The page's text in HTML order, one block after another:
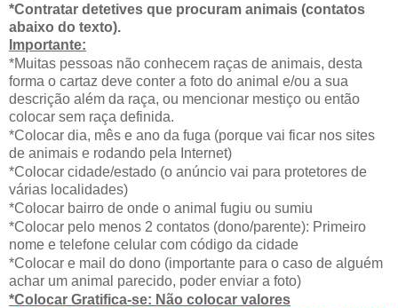
*Contratar detetives que procuram animais (contatos
abaixo do texto).
Importante:
*Muitas pessoas não conhecem raças de animais, desta
forma o cartaz deve conter a foto do animal e/ou a sua
descrição além da raça, ou mencionar mestiço ou então
colocar sem raça definida.
*Colocar dia, mês e ano da fuga (porque vai ficar nos sites
de animais e rodando pela Internet)
*Colocar cidade/estado (o anúncio vai para protetores de
várias localidades)
*Colocar bairro de onde o animal fugiu ou sumiu
*Colocar pelo menos 2 contatos (dono/parente): Primeiro
nome e telefone celular com código da cidade
*Colocar e mail do dono (importante para o caso de alguém
achar um animal parecido, poder enviar a foto)
*Colocar Gratifica-se: Não colocar valores